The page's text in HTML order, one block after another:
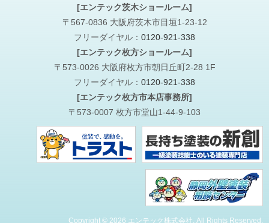
[エンテック茨木ショールーム]
〒567-0836 大阪府茨木市目垣1-23-12
フリーダイヤル： 0120-921-338
[エンテック枚方ショールーム]
〒573-0026 大阪府枚方市朝日丘町2-28 1F
フリーダイヤル： 0120-921-338
[エンテック枚方市本店事務所]
〒573-0007 枚方市堂山1-44-9-103
Copyright © 2026 エンテック株式会社. All Rights Reserved.